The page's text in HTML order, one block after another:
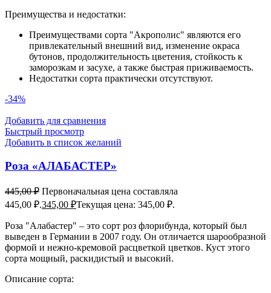
Преимущества и недостатки:
Преимуществами сорта "Акрополис" являются его
привлекательный внешний вид, изменение окраса
бутонов, продолжительность цветения, стойкость к
заморозкам и засухе, а также быстрая приживаемость.
Недостатки сорта практически отсутствуют.
-34%
Добавить для сравнения
Быстрый просмотр
Добавить в список желаний
Роза «АЛАБАСТЕР»
445,00₽ Первоначальная цена составляла
445,00 ₽.345,00 ₽Текущая цена: 345,00 ₽.
Роза "Алабастер" – это сорт роз флорибунда, который был
выведен в Германии в 2007 году. Он отличается шарообразной
формой и нежно-кремовой расцветкой цветков. Куст этого
сорта мощный, раскидистый и высокий.
Описание сорта: